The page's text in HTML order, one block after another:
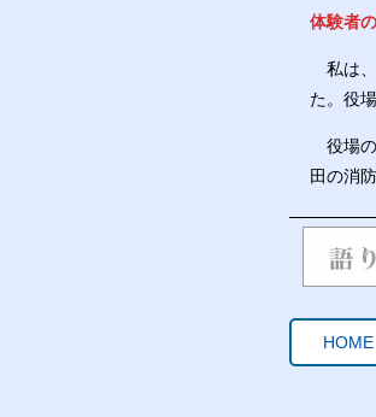
体験者
私は、
た。役
役場の
田の消
HOME